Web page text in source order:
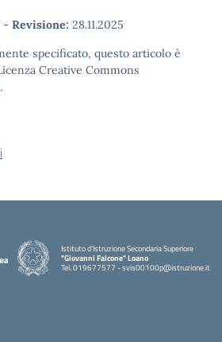
- Revisione: 28.11.2025
specificato, questo articolo è
Creative Commons
Istituto d'Istruzione Secondaria Superiore
"Giovanni Falcone" Loano
Tel. 019677577 - svis00100p@istruzione.it
— Visita la pagina iniziale della scuola